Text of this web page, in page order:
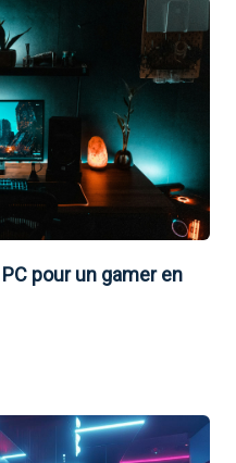
pour un gamer en